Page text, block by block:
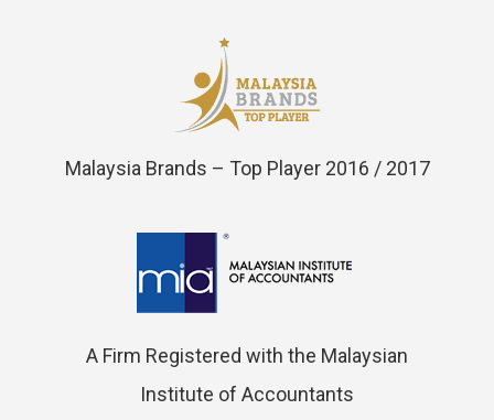
Malaysia Brands – Top Player 2016 / 2017
A Firm Registered with the Malaysian
Institute of Accountants